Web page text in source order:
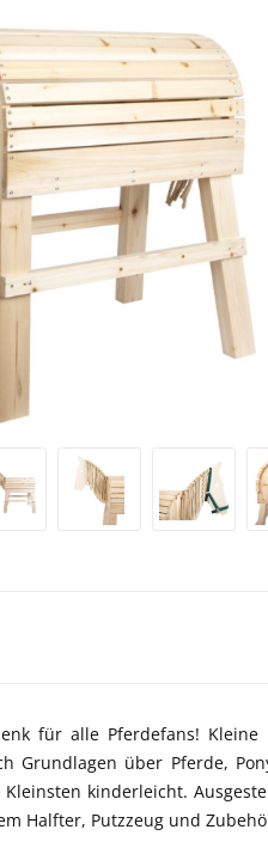
für alle Pferdefans!
Grundlagen über Pferde,
kinderleicht.
Halfter, Putzzeug und